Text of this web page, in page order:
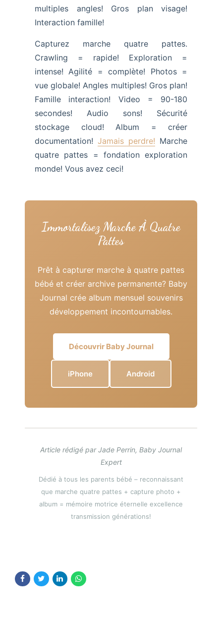
multiples angles! Gros plan visage!
Interaction famille!
Capturez marche quatre pattes.
Crawling = rapide! Exploration =
intense! Agilité = complète! Photos =
vue globale! Angles multiples! Gros plan!
Famille interaction! Video = 90-180
secondes! Audio sons! Sécurité
stockage cloud! Album = créer
documentation! Jamais perdre! Marche
quatre pattes = fondation exploration
monde! Vous avez ceci!
Immortalisez Marche À Quatre
Pattes
Prêt à capturer marche à quatre pattes
bébé et créer archive permanente? Baby
Journal crée album mensuel souvenirs
développement incontournables.
Découvrir Baby Journal
iPhone Android
Article rédigé par Jade Perrin, Baby Journal
Expert
Dédié à tous les parents bébé – reconnaissant
que marche quatre pattes + capture photo +
album = mémoire motrice éternelle excellence
transmission générations!